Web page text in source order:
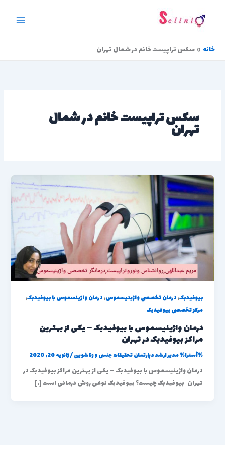
خانه
سکس تراپیست خانم در شمال تهران
سکس تراپیست خانم در شمال
تهران
بیوفیدبک,درمان تخصصی واژینیسموس,درمان واژینسموس با بیوفیدبک,
مرکز تخصصی بیوفیدبک
درمان واژینیسموس با بیوفیدبک – یکی از بهترین
مراکز بیوفیدبک در تهران
%آسترا%مدیر ارشد دپارتمان تحقیقات جنسی و زناشویی/ژانویه 20, 2020
درمان واژینیسموس با بیوفیدبک – یکی از بهترین مراکز بیوفیدبک در
تهران بیوفیدبک چیست؟ بیوفیدبک نوعی روش درمانی است […]